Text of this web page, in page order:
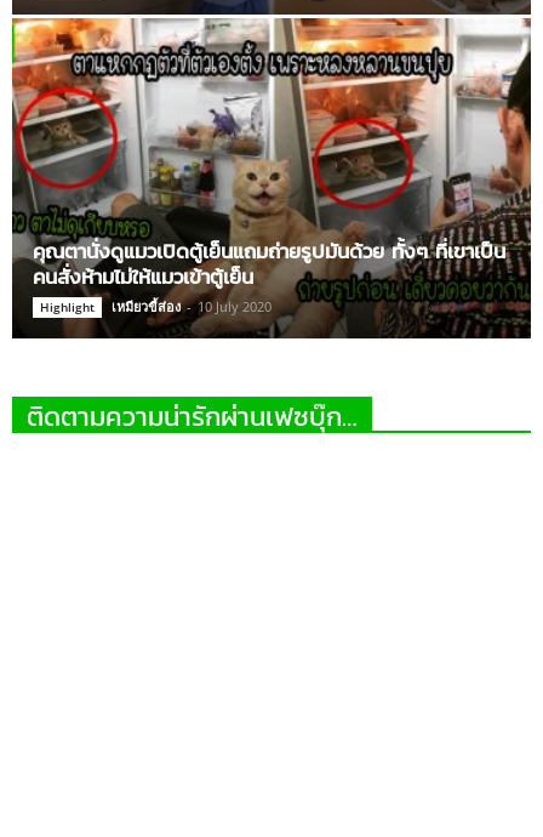
คุณตานั่งดูแมวเปิดตู้เย็นแถมถ่ายรูปมันด้วย ทั้งๆ ที่เขาเป็น
คนสั่งห้ามไม่ให้แมวเข้าตู้เย็น
Highlight เหมียวขี้ส่อง - 10 July 2020
ติดตามความน่ารักผ่านเฟซบุ๊ก…